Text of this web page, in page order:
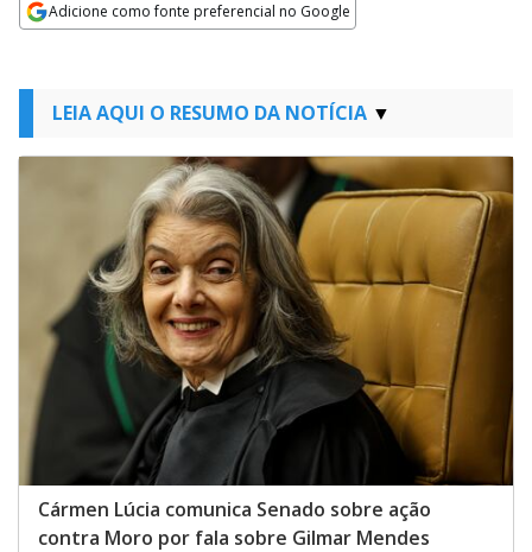
Adicione como fonte preferencial no Google
LEIA AQUI O RESUMO DA NOTÍCIA
Cármen Lúcia comunica Senado sobre ação
contra Moro por fala sobre Gilmar Mendes